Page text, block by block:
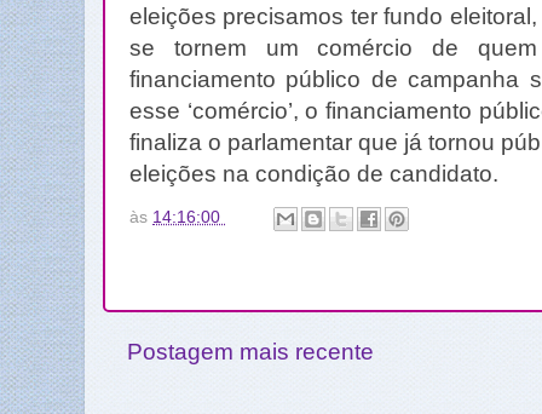
eleições precisamos ter fundo
se tornem um comércio de
financiamento público de campanha
esse ‘comércio’, o financiamento
finaliza o parlamentar que já tornou
eleições na condição de candidato.
às 14:16:00
Postagem mais recente